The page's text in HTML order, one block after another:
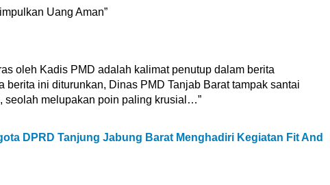
Uang Aman”
oleh Kadis PMD adalah kalimat penutup dalam berita
berita ini diturunkan, Dinas PMD Tanjab Barat tampak santai
seolah melupakan poin paling krusial…”
DPRD Tanjung Jabung Barat Menghadiri Kegiatan Fit And